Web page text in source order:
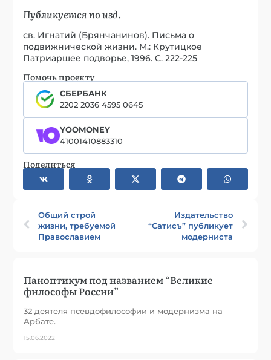
Публикуется по изд.
св. Игнатий (Брянчанинов). Письма о
подвижнической жизни. М.: Крутицкое
Патриаршее подворье, 1996. С. 222-225
Помочь проекту
СБЕРБАНК
2202 2036 4595 0645
YOOMONEY
41001410883310
Поделиться
Общий строй
жизни, требуемой
Православием
Издательство
“Сатисъ” публикует
модерниста
Паноптикум под названием “Великие
философы России”
32 деятеля псевдофилософии и модернизма на
Арбате.
15.06.2022